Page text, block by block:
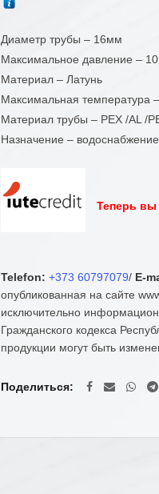
Диаметр трубы – 16мм
Максимальное давление –
Материал – Латунь
Максимальная температура
Материал трубы – PEX /AL /
Назначение –
Теперь вы
Telefon: +373 60797079/ E-
опубликованная на сайте
исключительно
Гражданского кодекса
продукции могут быть
Поделиться